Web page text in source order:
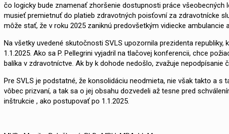
čo logicky bude znamenať zhoršenie dostupnosti práce všeobecných
musieť premietnuť do platieb zdravotných poisťovní za zdravotnícke
môže stať, že v roku 2025 zaniknú predovšetkým vidiecke ambulancie
Na všetky uvedené skutočnosti SVLS upozornila prezidenta
1.1.2025. Ako sa P. Pellegrini vyjadril na tlačovej konferencii, chce
balíka v zdravotníctve. Ak by k dohode nedošlo, zvažuje nepodpísanie
Pre SVLS je podstatné, že konsolidáciu neodmieta, nie však takto a
vôbec prizvaní, a tak sa o jej obsahu dozvedeli až tesne pred
inštrukcie , ako postupovať po 1.1.2025.